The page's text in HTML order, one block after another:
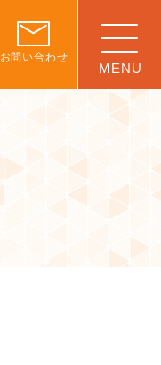
お問い合わせ